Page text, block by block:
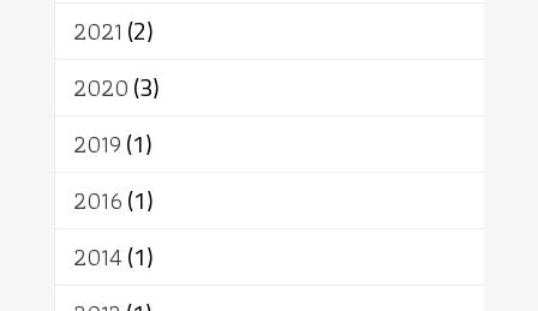
อัตถะ
เทวดา
2021 (2)
2020(3)
2019(1)
2016(1)
2014(1)